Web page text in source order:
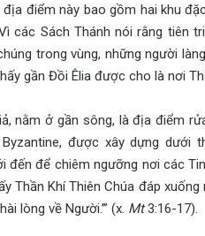
điểm này bao gồm hai khu
các Sách Thánh nói rằng tiên
trong vùng, những người
gần Đồi Êlia được cho là nơi
nằm ở gần sông, là địa điểm
được xây dựng dưới
đến để chiêm ngưỡng nơi các
Thần Khí Thiên Chúa đáp
lòng về Người.’” (x. Mt3:16-17).